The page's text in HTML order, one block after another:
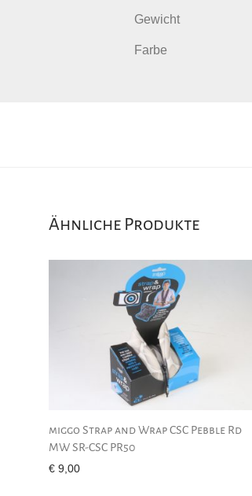
Gewicht
Farbe
Ähnliche Produkte
miggo Strap and Wrap CSC Pebble Rd
MW SR-CSC PR50
€ 9,00